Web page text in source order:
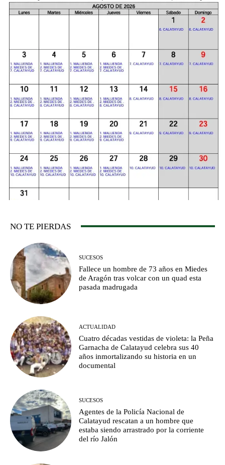
NO TE PIERDAS
SUCESOS
Fallece un hombre de 73 años en Miedes
de Aragón tras volcar con un quad esta
pasada madrugada
ACTUALIDAD
Cuatro décadas vestidas de violeta: la Peña
Garnacha de Calatayud celebra sus 40
años inmortalizando su historia en un
documental
SUCESOS
Agentes de la Policía Nacional de
Calatayud rescatan a un hombre que
estaba siendo arrastrado por la corriente
del río Jalón